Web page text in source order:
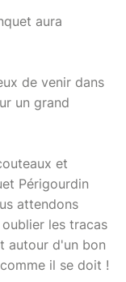
aura
de venir dans
un grand
et
Périgourdin
attendons
les tracas
autour d'un bon
il se doit !